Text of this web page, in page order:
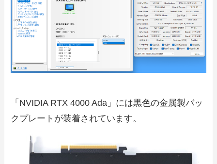
「NVIDIA RTX 4000 Ada」には黒色の金属製バッ
クプレートが装着されています。